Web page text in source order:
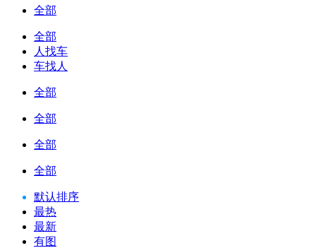
全部
全部
人找车
车找人
全部
全部
全部
全部
默认排序
最热
最新
有图